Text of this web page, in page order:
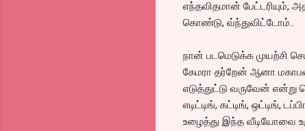
எந்தவிதமான் பேட்டரியும்,
கொண்டு, வ்ந்துவிட்டோம்..
நான் படமெடுக்க முயற்சி
கேமரா தர்றேன் ஆனா
எடுத்துட்டு வருவேன் என்று
எடிட்டிங், கட்டிங், ஒட்டிங்,
உழைத்து இந்த வீடியோவை